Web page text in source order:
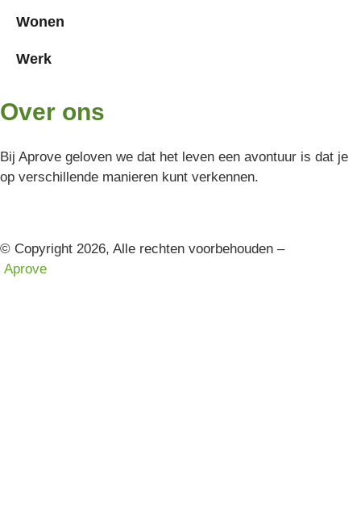
Wonen
Werk
Over ons
Bij Aprove geloven we dat het leven een avontuur is dat je
op verschillende manieren kunt verkennen.
© Copyright 2026, Alle rechten voorbehouden –
Aprove